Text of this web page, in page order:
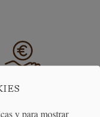
30 DÍAS
y para mostrar